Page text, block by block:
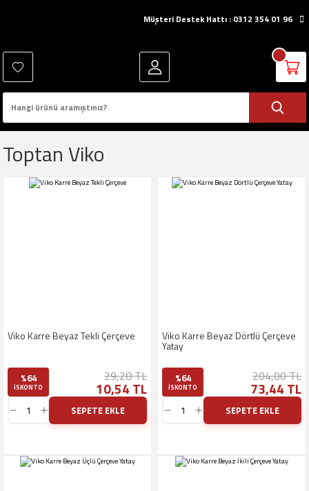
Müşteri Destek Hattı : 0312 354 01 96
Toptan Viko
Viko Karre Beyaz Tekli Çerçeve
%64
ISKONTO
29,28 TL
10,54 TL
SEPETE EKLE
Viko Karre Beyaz Dörtlü Çerçeve
Yatay
%64
ISKONTO
204,00 TL
73,44 TL
SEPETE EKLE